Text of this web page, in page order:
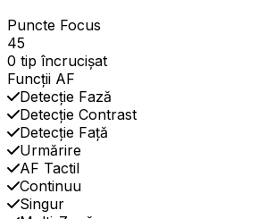
Puncte Focus
45
0 tip încrucișat
Funcții AF
Detecție Fază
Detecție Contrast
Detecție Față
Urmărire
AF Tactil
Continuu
Singur